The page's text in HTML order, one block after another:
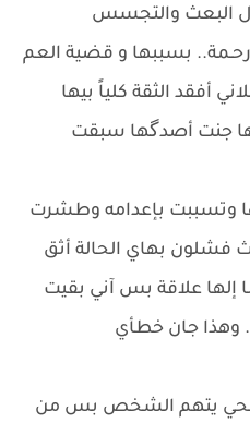
البعث والتجسس
بسببها و قضية العم
أفقد الثقة كلياً بيها
جنت أصدگها سبقت
وتسببت بإعدامه وطشرت
فشلون بهاي الحالة أثق
إلها علاقة بس آني بقيت
وهذا جان خطأي
يتهم الشخص بس من